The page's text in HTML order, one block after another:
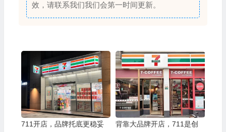
效，请联系我们我们会第一时间更新。
711开店，品牌托底更稳妥
背靠大品牌开店，711是创